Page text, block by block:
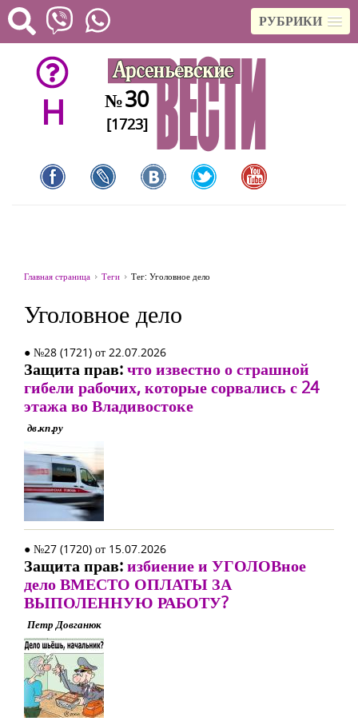
РУБРИКИ
H №30
[1723]
Главная страница Теги Тег: Уголовное дело
Уголовное дело
● №28 (1721) от 22.07.2026
Защита прав:что известно о страшной
гибели рабочих, которые сорвались с 24
этажа во Владивостоке
дв.кп.ру
● №27 (1720) от 15.07.2026
Защита прав:избиение и УГОЛОВное
дело ВМЕСТО ОПЛАТЫ ЗА
ВЫПОЛЕННУЮ РАБОТУ?
Петр Довганюк